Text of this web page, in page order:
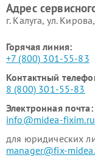
Адрес
г. Калуга, ул.
Горячая линия:
+7 (800) 301-55-83
Контактный
8 (800) 301-55-83
Электронная почта:
info@midea-fixim.ru
для юридических
manager@fix-